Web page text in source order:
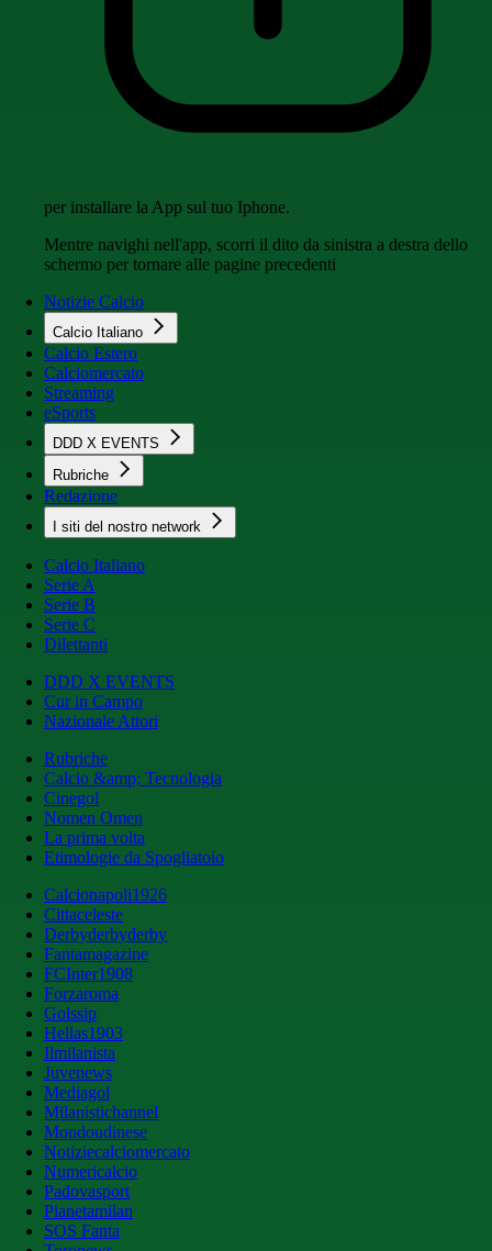
per installare la App sul tuo Iphone.
Mentre navighi nell'app, scorri il dito da sinistra a destra dello
schermo per tornare alle pagine precedenti
Notizie Calcio
Calcio Italiano
Calcio Estero
Calciomercato
Streaming
eSports
DDD X EVENTS
Rubriche
Redazione
I siti del nostro network
Calcio Italiano
Serie A
Serie B
Serie C
Dilettanti
DDD X EVENTS
Cur in Campo
Nazionale Attori
Rubriche
Calcio &amp; Tecnologia
Cinegol
Nomen Omen
La prima volta
Etimologie da Spogliatoio
Calcionapoli1926
Cittaceleste
Derbyderbyderby
Fantamagazine
FCInter1908
Forzaroma
Golssip
Hellas1903
Ilmilanista
Juvenews
Mediagol
Milanistichannel
Mondoudinese
Notiziecalciomercato
Numericalcio
Padovasport
Pianetamilan
SOS Fanta